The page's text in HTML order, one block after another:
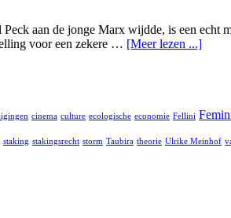
aan de jonge Marx wijdde, is een echt
voor een zekere … [Meer lezen ...]
cinema culture ecologische economie Fellini
staking stakingsrecht storm Taubira theorie Ulrike Meinhof